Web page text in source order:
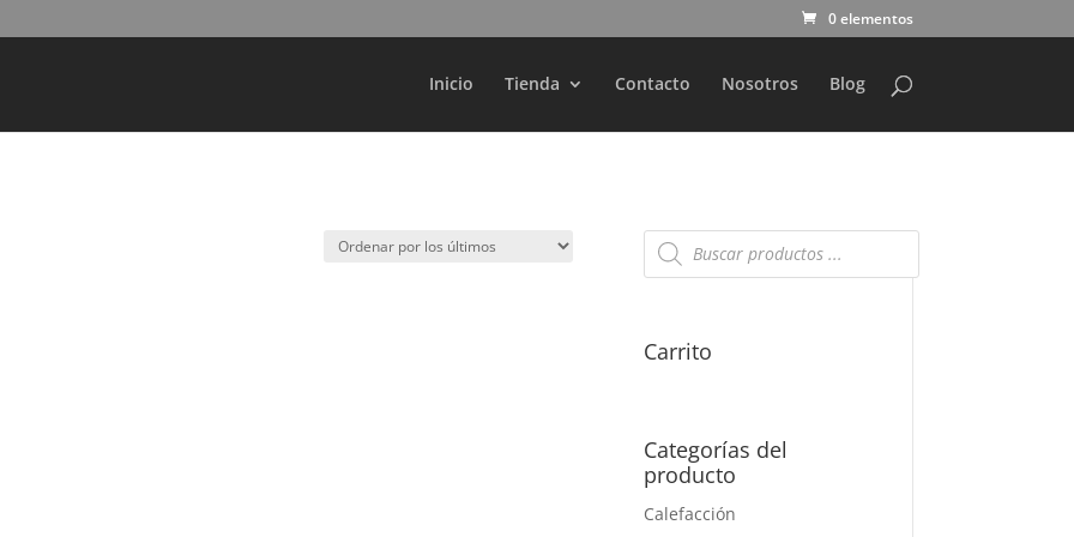
0 elementos
Inicio Tienda Contacto Nosotros Blog
Búsqueda
productos
Búsqueda
de
productos
Carrito
Categorías del
producto
Calefacción